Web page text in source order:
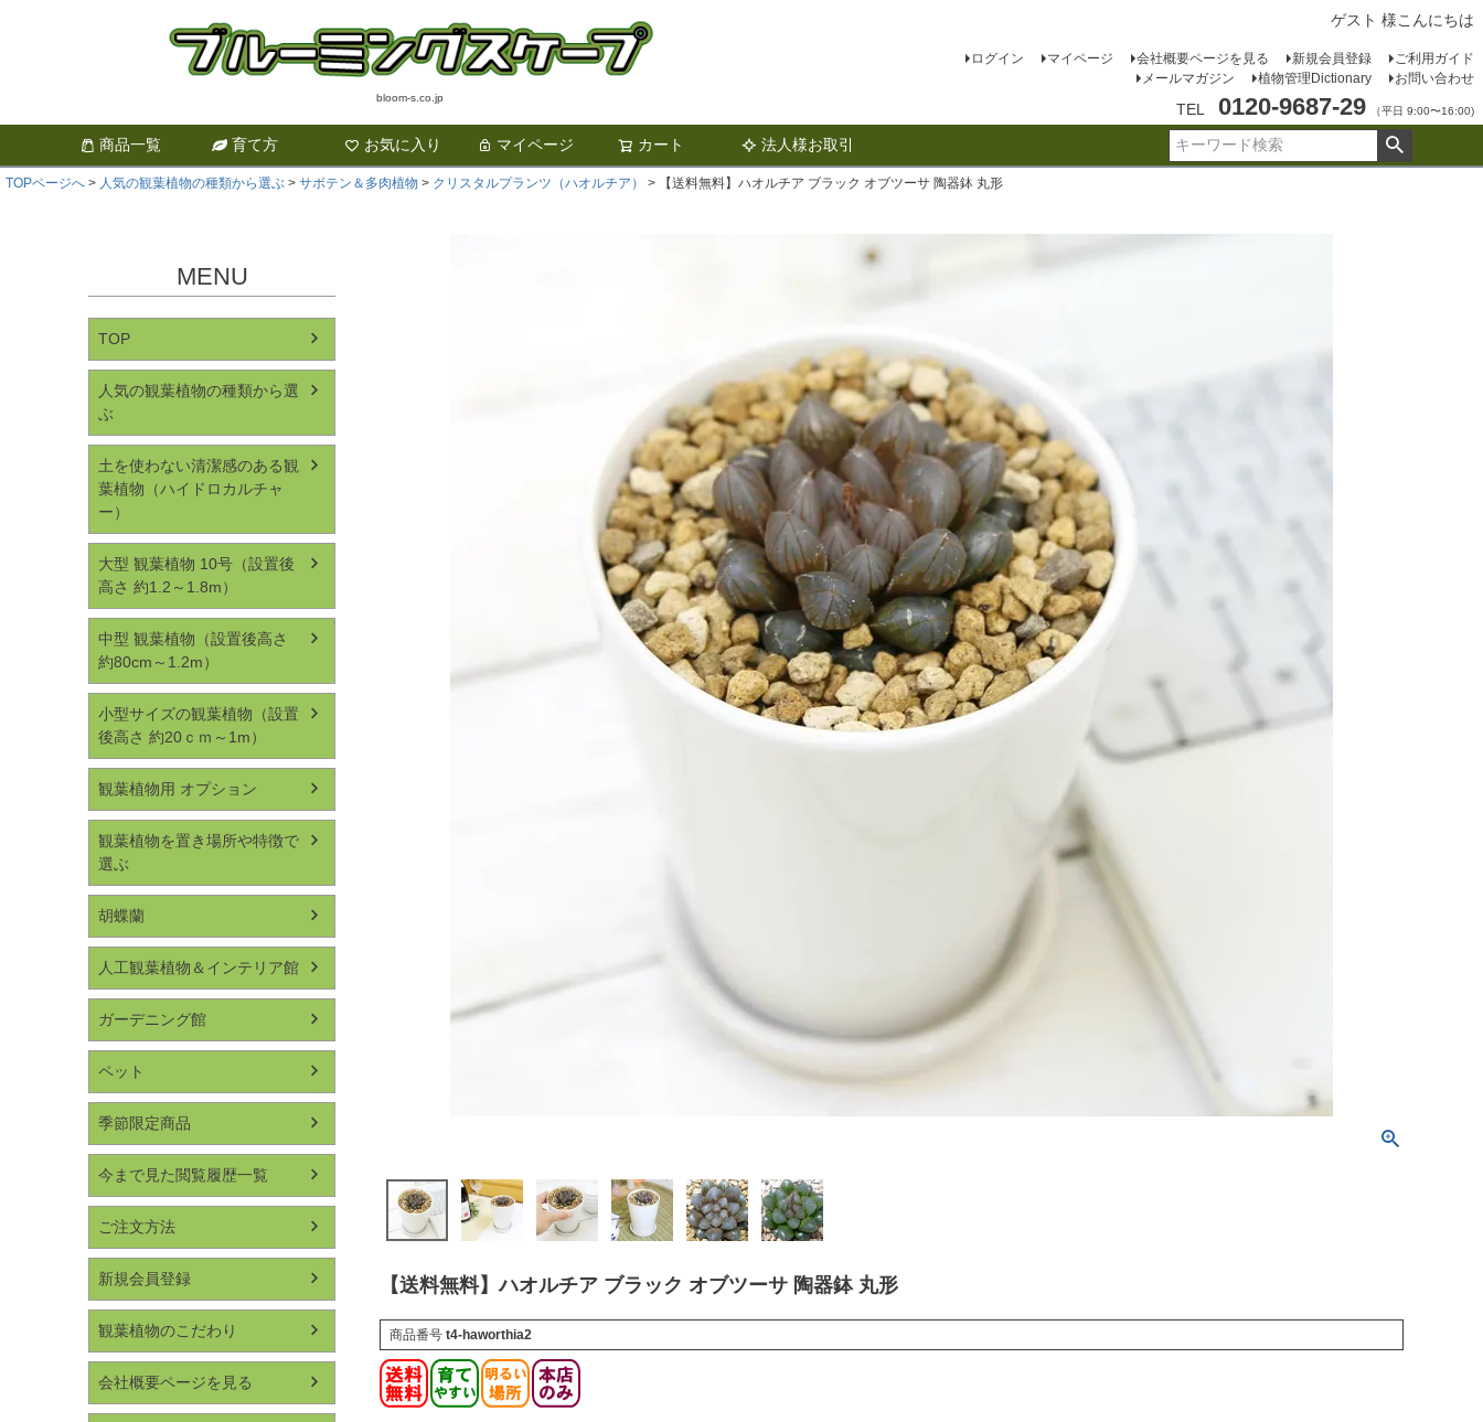
bloom-s.co.jp
ゲスト 様こんにちは
ログイン マイページ 会社概要ページを見る 新規会員登録
ご利用ガイド
メールマガジン
植物管理Dictionary お問い合わせ
TEL 0120-9687-29 （平日 9:00〜16:00)
商品一覧 育て方 お気に入り マイページ カート 法人様お取引
検索
TOPページへ 人気の観葉植物の種類から選ぶ サボテン＆多肉植物 クリスタルプランツ（ハオルチア） 【送料無料】ハオルチア ブラック オブツーサ 陶器鉢 丸形
MENU
TOP
人気の観葉植物の種類から選
ぶ
土を使わない清潔感のある観
葉植物（ハイドロカルチャ
ー）
大型 観葉植物 10号（設置後
高さ 約1.2～1.8m）
中型 観葉植物（設置後高さ
約80cm～1.2m）
小型サイズの観葉植物（設置
後高さ 約20ｃｍ～1m）
観葉植物用 オプション
観葉植物を置き場所や特徴で
選ぶ
胡蝶蘭
人工観葉植物＆インテリア館
ガーデニング館
ペット
季節限定商品
今まで見た閲覧履歴一覧
ご注文方法
新規会員登録
観葉植物のこだわり
会社概要ページを見る
【送料無料】ハオルチア ブラック オブツーサ 陶器鉢 丸形
商品番号 t4-haworthia2